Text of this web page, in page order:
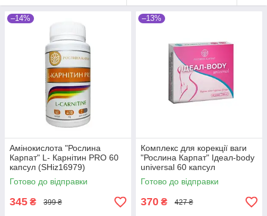
–14%
Амінокислота "Рослина
Карпат" L- Карнітин PRO 60
капсул (SHiz16979)
Готово до відправки
345 ₴ 399 ₴
–13%
Комплекс для корекції ваги
"Рослина Карпат" Ідеал-body
universal 60 капсул
(SHiz16993)
Готово до відправки
370 ₴ 427 ₴